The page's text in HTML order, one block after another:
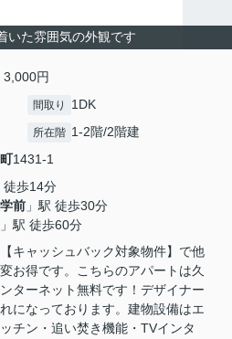
いた雰囲気の外観です
円
間取り 1DK
所在階 1-2階/2階建
1431-1
徒歩14分
前 」駅 徒歩30分
」駅 徒歩60分
キャッシュバック対象物件】で他
お得です。こちらのアパートは久
ターネット無料です！デザイナー
になっております。建物設備はエ
チン・追い焚き機能・TVインタ